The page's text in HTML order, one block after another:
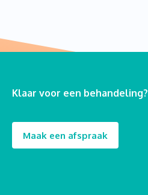
Klaar voor een behandeling?
Maak een afspraak